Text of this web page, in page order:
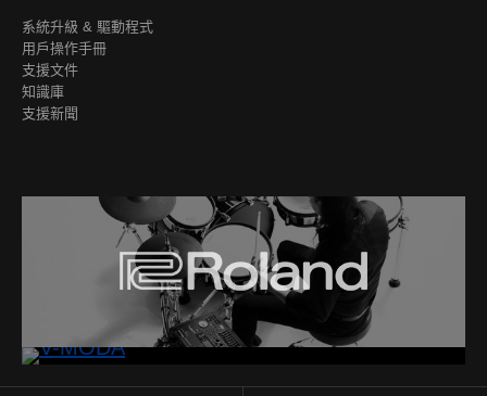
系統升級 & 驅動程式
用戶操作手冊
支援文件
知識庫
支援新聞